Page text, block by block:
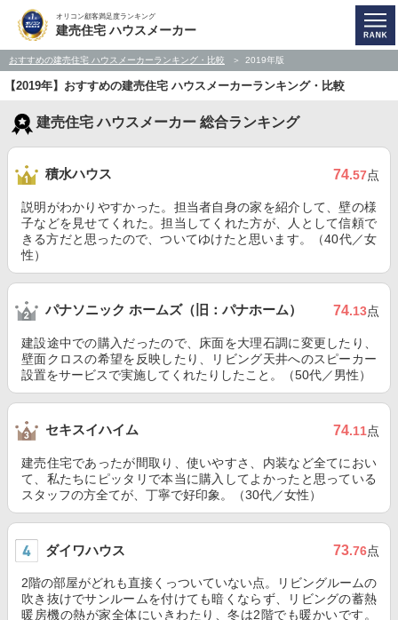
オリコン顧客満足度ランキング
建売住宅 ハウスメーカー
おすすめの建売住宅 ハウスメーカーランキング・比較 2019年版
【2019年】おすすめの建売住宅 ハウスメーカーランキング・比較
建売住宅 ハウスメーカー 総合ランキング
積水ハウス 74.57点
説明がわかりやすかった。担当者自身の家を紹介して、壁の様
子などを見せてくれた。担当してくれた方が、人として信頼で
きる方だと思ったので、ついてゆけたと思います。（40代／女
性）
パナソニック ホームズ（旧：パナホーム） 74.13点
建設途中での購入だったので、床面を大理石調に変更したり、
壁面クロスの希望を反映したり、リビング天井へのスピーカー
設置をサービスで実施してくれたりしたこと。（50代／男性）
セキスイハイム 74.11点
建売住宅であったが間取り、使いやすさ、内装など全てにおい
て、私たちにピッタリで本当に購入してよかったと思っている
スタッフの方全てが、丁寧で好印象。（30代／女性）
ダイワハウス 73.76点
2階の部屋がどれも直接くっついていない点。リビングルームの
吹き抜けでサンルームを付けても暗くならず、リビングの蓄熱
暖房機の熱が家全体にいきわたり、冬は2階でも暖かいです。